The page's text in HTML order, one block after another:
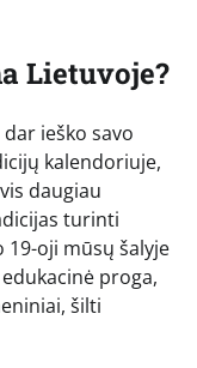
Lietuvoje?
ieško savo
kalendoriuje,
daugiau
turinti
oji mūsų šalyje
proga,
šilti